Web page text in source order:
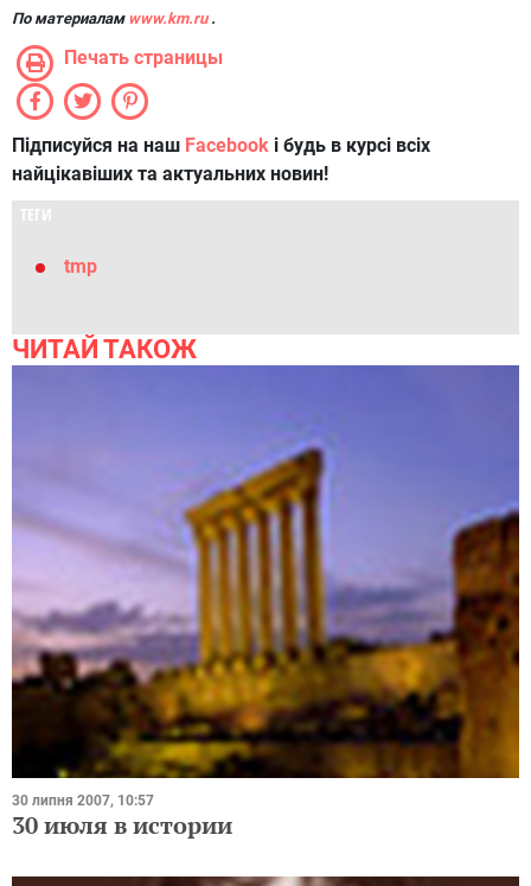
По материалам www.km.ru.
Печать страницы
Підписуйся на наш Facebook і будь в курсі всіх
найцікавіших та актуальних новин!
ТЕГИ
tmp
ЧИТАЙ ТАКОЖ
30 липня 2007, 10:57
30 июля в истории